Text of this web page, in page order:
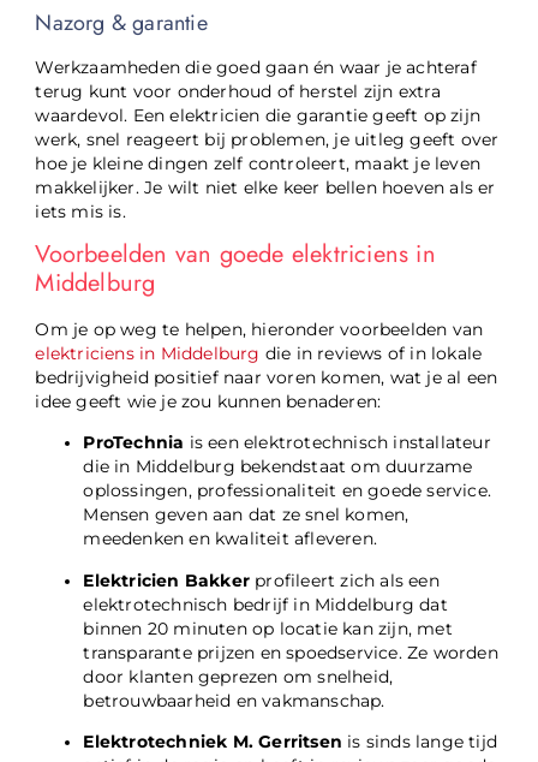
Nazorg & garantie
Werkzaamheden die goed gaan én waar je achteraf
terug kunt voor onderhoud of herstel zijn extra
waardevol. Een elektricien die garantie geeft op zijn
werk, snel reageert bij problemen, je uitleg geeft over
hoe je kleine dingen zelf controleert, maakt je leven
makkelijker. Je wilt niet elke keer bellen hoeven als er
iets mis is.
Voorbeelden van goede elektriciens in
Middelburg
Om je op weg te helpen, hieronder voorbeelden van
elektriciens in Middelburg die in reviews of in lokale
bedrijvigheid positief naar voren komen, wat je al een
idee geeft wie je zou kunnen benaderen:
ProTechnia is een elektrotechnisch installateur
die in Middelburg bekendstaat om duurzame
oplossingen, professionaliteit en goede service.
Mensen geven aan dat ze snel komen,
meedenken en kwaliteit afleveren.
Elektricien Bakker profileert zich als een
elektrotechnisch bedrijf in Middelburg dat
binnen 20 minuten op locatie kan zijn, met
transparante prijzen en spoedservice. Ze worden
door klanten geprezen om snelheid,
betrouwbaarheid en vakmanschap.
Elektrotechniek M. Gerritsen is sinds lange tijd